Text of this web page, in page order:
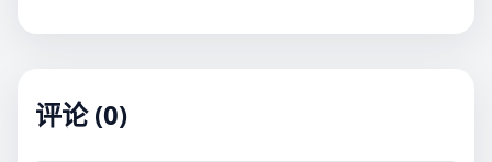
评论 (0)